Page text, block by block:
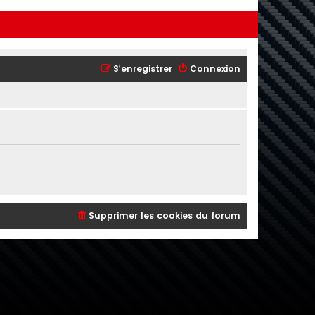
Connexion
S’enregistrer
Supprimer les cookies du forum